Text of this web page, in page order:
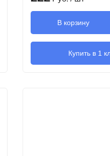
В корзину
Купить в 1